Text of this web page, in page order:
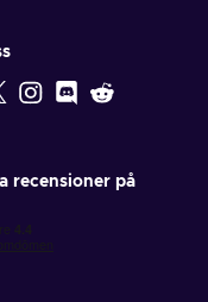
recensioner på